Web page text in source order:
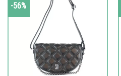
-56%